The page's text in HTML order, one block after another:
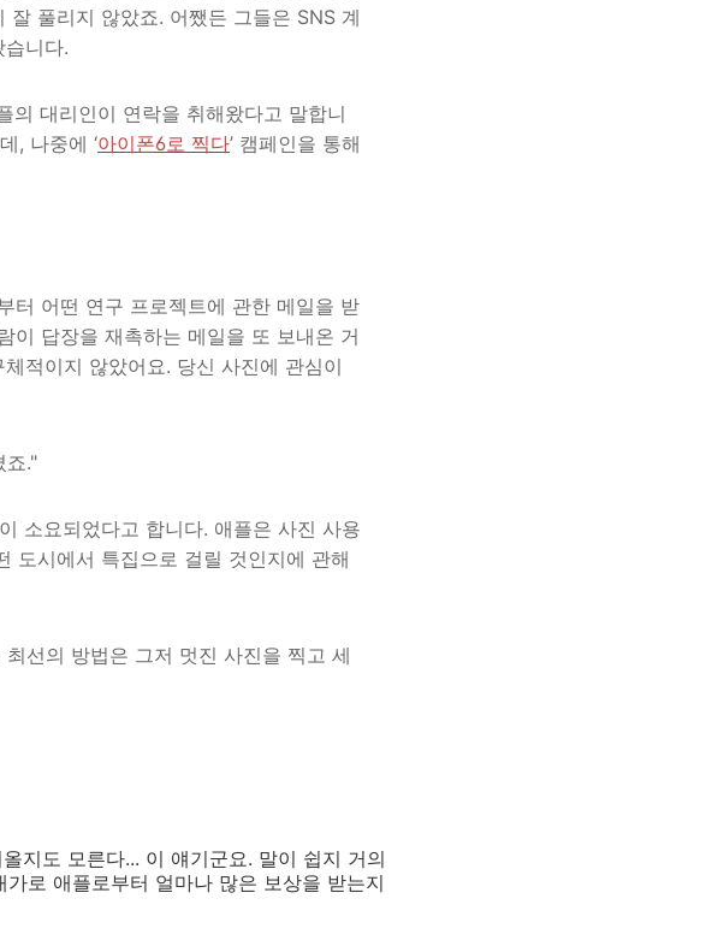
풀리지 않았죠. 어쨌든 그들은 SNS 계
니다.
의 대리인이 연락을 취해왔다고 말합니
, 나중에 ‘아이폰6로 찍다’ 캠페인을 통해
터 어떤 연구 프로젝트에 관한 메일을 받
이 답장을 재촉하는 메일을 또 보내온 거
적이지 않았어요. 당신 사진에 관심이
죠."
소요되었다고 합니다. 애플은 사진 사용
도시에서 특집으로 걸릴 것인지에 관해
선의 방법은 그저 멋진 사진을 찍고 세
지도 모른다... 이 얘기군요. 말이 쉽지 거의
로 애플로부터 얼마나 많은 보상을 받는지